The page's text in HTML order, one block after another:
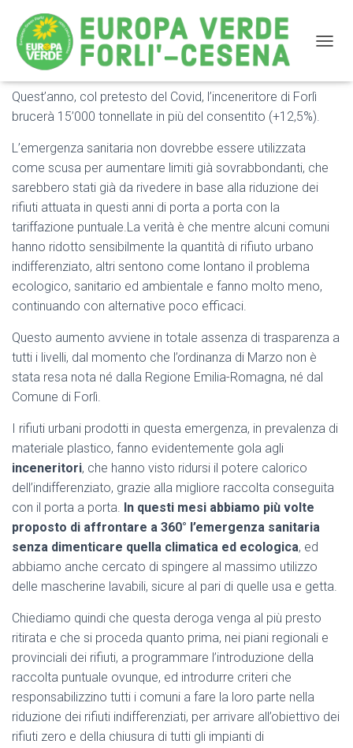
No all’aumento dei rifiuti da incenerire
Quest’anno, col pretesto del Covid, l’inceneritore di Forlì
brucerà 15’000 tonnellate in più del consentito (+12,5%).
L’emergenza sanitaria non dovrebbe essere utilizzata
come scusa per aumentare limiti già sovrabbondanti, che
sarebbero stati già da rivedere in base alla riduzione dei
rifiuti attuata in questi anni di porta a porta con la
tariffazione puntuale.La verità è che mentre alcuni comuni
hanno ridotto sensibilmente la quantità di rifiuto urbano
indifferenziato, altri sentono come lontano il problema
ecologico, sanitario ed ambientale e fanno molto meno,
continuando con alternative poco efficaci.
Questo aumento avviene in totale assenza di trasparenza a
tutti i livelli, dal momento che l’ordinanza di Marzo non è
stata resa nota né dalla Regione Emilia-Romagna, né dal
Comune di Forlì.
I rifiuti urbani prodotti in questa emergenza, in prevalenza di
materiale plastico, fanno evidentemente gola agli
inceneritori, che hanno visto ridursi il potere calorico
dell’indifferenziato, grazie alla migliore raccolta conseguita
con il porta a porta. In questi mesi abbiamo più volte
proposto di affrontare a 360° l’emergenza sanitaria
senza dimenticare quella climatica ed ecologica, ed
abbiamo anche cercato di spingere al massimo utilizzo
delle mascherine lavabili, sicure al pari di quelle usa e getta.
Chiediamo quindi che questa deroga venga al più presto
ritirata e che si proceda quanto prima, nei piani regionali e
provinciali dei rifiuti, a programmare l’introduzione della
raccolta puntuale ovunque, ed introdurre criteri che
responsabilizzino tutti i comuni a fare la loro parte nella
riduzione dei rifiuti indifferenziati, per arrivare all’obiettivo dei
rifiuti zero e della chiusura di tutti gli impianti di